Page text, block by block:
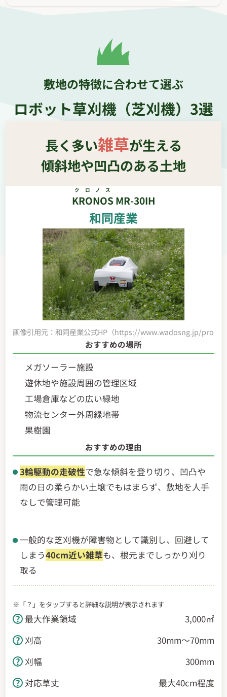
敷地の特徴に合わせて選ぶ
ロボット草刈機（芝刈機）3選
長く多い雑草が生える
傾斜地や凹凸のある土地
KRONOS
クロノス
MR-30IH
和同産業
画像引用元：和同産業公式HP（https://www.wadosng.jp/
おすすめの場所
メガソーラー施設
遊休地や施設周囲の管理区域
工場倉庫などの広い緑地
物流センター外周緑地帯
果樹園
おすすめの理由
3輪駆動の走破性で急な傾斜を登り切り、凹凸や
雨の日の柔らかい土壌でもはまらず、敷地を人手
なしで管理可能
一般的な芝刈機が障害物として識別し、回避して
しまう40cm近い雑草も、根元までしっかり刈り
取る
※「？」をタップすると詳細な説明が表示されます
最大作業領域
3,000㎡
刈高
30mm～70mm
刈幅
300mm
対応草丈
最大40cm程度
おすすめロボット草刈り機3選